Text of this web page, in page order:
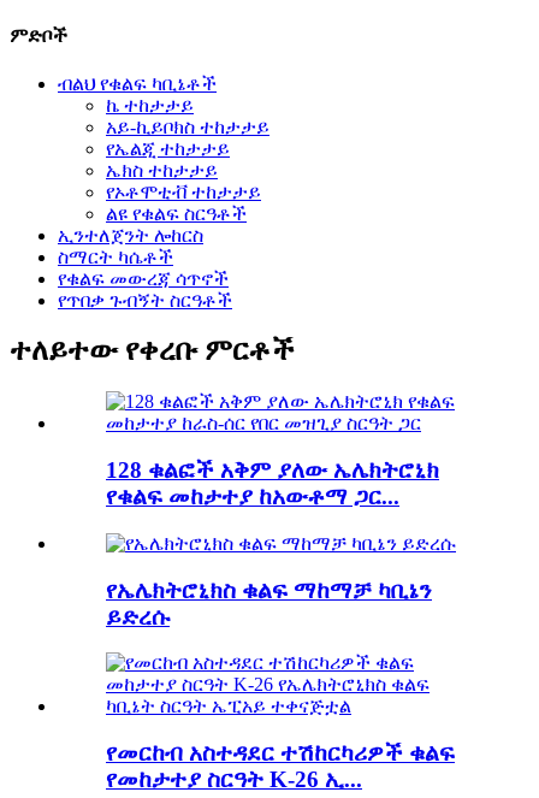
ምድቦች
ብልህ የቁልፍ ካቢኔቶች
ኬ ተከታታይ
አይ-ኪይቦክስ ተከታታይ
የኤልጂ ተከታታይ
ኤክስ ተከታታይ
የኦቶሞቲቭ ተከታታይ
ልዩ የቁልፍ ስርዓቶች
ኢንተለጀንት ሎከርስ
ስማርት ካሴቶች
የቁልፍ መውረጃ ሳጥኖች
የጥበቃ ጉብኝት ስርዓቶች
ተለይተው የቀረቡ ምርቶች
128 ቁልፎች አቅም ያለው ኤሌክትሮኒክ
የቁልፍ መከታተያ ከአውቶማ ጋር...
የኤሌክትሮኒክስ ቁልፍ ማከማቻ ካቢኔን
ይድረሱ
የመርከብ አስተዳደር ተሽከርካሪዎች ቁልፍ
የመከታተያ ስርዓት K-26 ኢ...